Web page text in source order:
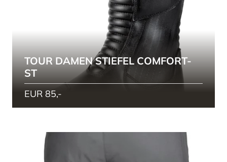
TOUR DAMEN STIEFEL COMFORT-
ST
EUR 85,-